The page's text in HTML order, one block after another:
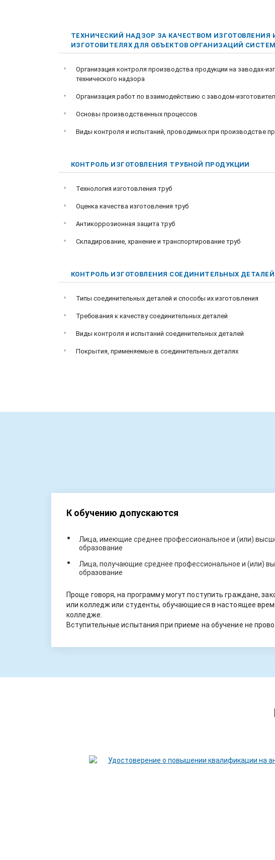
ТЕХНИЧЕСКИЙ НАДЗОР ЗА КАЧЕСТВОМ ИЗГОТОВЛЕНИЯ
ИЗГОТОВИТЕЛЯХ ДЛЯ ОБЪЕКТОВ ОРГАНИЗАЦИЙ
Организация контроля производства продукции на заводах-
технического надзора
Организация работ по взаимодействию с заводом-
Основы производственных процессов
Виды контроля и испытаний, проводимых при производстве
КОНТРОЛЬ ИЗГОТОВЛЕНИЯ ТРУБНОЙ ПРОДУКЦИИ
Технология изготовления труб
Оценка качества изготовления труб
Антикоррозионная защита труб
Складирование, хранение и транспортирование труб
КОНТРОЛЬ ИЗГОТОВЛЕНИЯ СОЕДИНИТЕЛЬНЫХ ДЕТАЛЕЙ
Типы соединительных деталей и способы их изготовления
Требования к качеству соединительных деталей
Виды контроля и испытаний соединительных деталей
Покрытия, применяемые в соединительных деталях
К обучению допускаются
Лица, имеющие среднее профессиональное и (или)
образование
Лица, получающие среднее профессиональное и (или)
образование
Проще говоря, на программу могут поступить граждане,
или колледж или студенты, обучающиеся в настоящее
колледже.
Вступительные испытания при приеме на обучение не